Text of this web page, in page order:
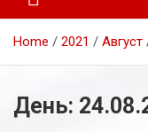
Home 2021 Август
День: